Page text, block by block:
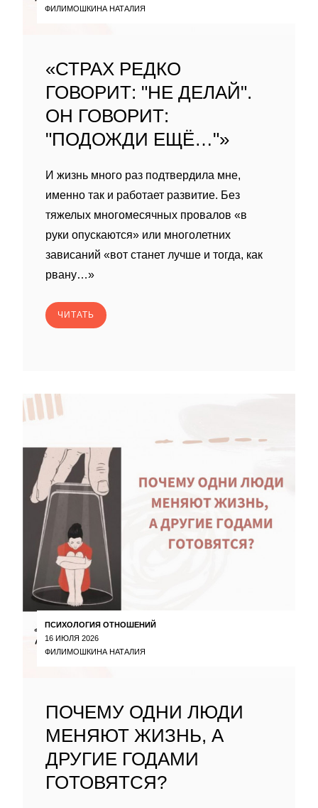
ФИЛИМОШКИНА НАТАЛИЯ
«СТРАХ РЕДКО
ГОВОРИТ: "НЕ ДЕЛАЙ".
ОН ГОВОРИТ:
"ПОДОЖДИ ЕЩЁ…"»
И жизнь много раз подтвердила мне,
именно так и работает развитие. Без
тяжелых многомесячных провалов «в
руки опускаются» или многолетних
зависаний «вот станет лучше и тогда, как
рвану…»
ЧИТАТЬ
ПСИХОЛОГИЯ ОТНОШЕНИЙ
16 ИЮЛЯ 2026
ФИЛИМОШКИНА НАТАЛИЯ
ПОЧЕМУ ОДНИ ЛЮДИ
МЕНЯЮТ ЖИЗНЬ, А
ДРУГИЕ ГОДАМИ
ГОТОВЯТСЯ?